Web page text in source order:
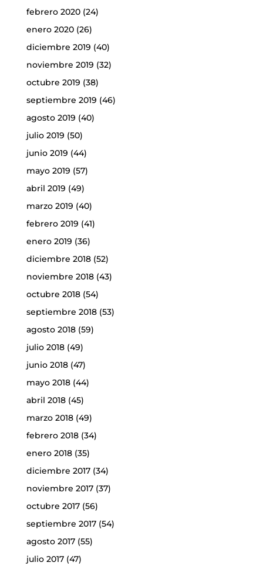
febrero 2020(24)
enero 2020(26)
diciembre 2019 (40)
noviembre 2019 (32)
octubre 2019 (38)
septiembre 2019 (46)
agosto 2019 (40)
julio 2019 (50)
junio 2019 (44)
mayo 2019 (57)
abril 2019 (49)
marzo 2019 (40)
febrero 2019 (41)
enero 2019 (36)
diciembre 2018(52)
noviembre 2018(43)
octubre 2018(54)
septiembre 2018(53)
agosto 2018(59)
julio 2018(49)
junio 2018(47)
mayo 2018(44)
abril 2018(45)
marzo 2018(49)
febrero 2018(34)
enero 2018(35)
diciembre 2017(34)
noviembre 2017(37)
octubre 2017(56)
septiembre 2017(54)
agosto 2017(55)
julio 2017(47)